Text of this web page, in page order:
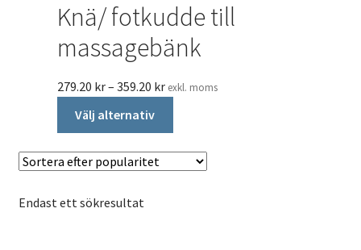
Knä/ fotkudde till
massagebänk
279.20 kr– 359.20 krPrisintervall:
exkl. moms
Välj alternativ
har
Endast ett sökresultat